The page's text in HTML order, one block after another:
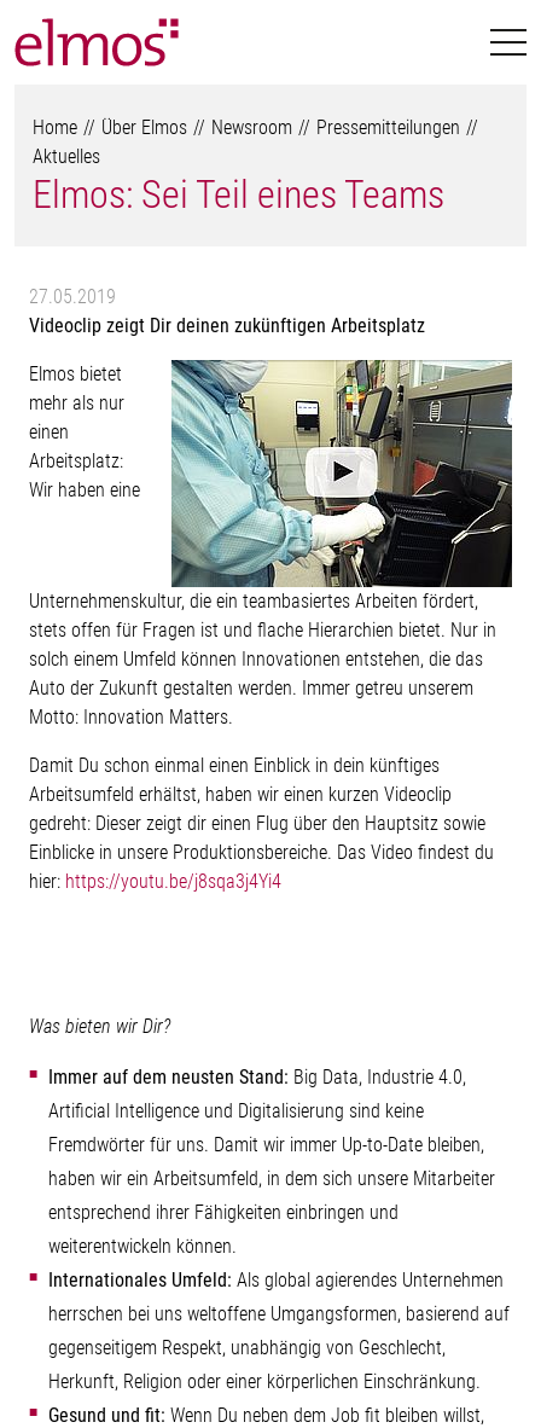
Home Über Elmos Newsroom
Pressemitteilungen
Aktuelles
Elmos: Sei Teil eines Teams
27.05.2019
Videoclip zeigt Dir deinen zukünftigen Arbeitsplatz
Elmos bietet
mehr als nur
einen
Arbeitsplatz:
Wir haben eine
Unternehmenskultur, die ein teambasiertes Arbeiten fördert,
stets offen für Fragen ist und flache Hierarchien bietet. Nur in
solch einem Umfeld können Innovationen entstehen, die das
Auto der Zukunft gestalten werden. Immer getreu unserem
Motto: Innovation Matters.
Damit Du schon einmal einen Einblick in dein künftiges
Arbeitsumfeld erhältst, haben wir einen kurzen Videoclip
gedreht: Dieser zeigt dir einen Flug über den Hauptsitz sowie
Einblicke in unsere Produktionsbereiche. Das Video findest du
hier: https://youtu.be/j8sqa3j4Yi4
Was bieten wir Dir?
Immer auf dem neusten Stand: Big Data, Industrie 4.0,
Artificial Intelligence und Digitalisierung sind keine
Fremdwörter für uns. Damit wir immer Up-to-Date bleiben,
haben wir ein Arbeitsumfeld, in dem sich unsere Mitarbeiter
entsprechend ihrer Fähigkeiten einbringen und
weiterentwickeln können.
Internationales Umfeld: Als global agierendes Unternehmen
herrschen bei uns weltoffene Umgangsformen, basierend auf
gegenseitigem Respekt, unabhängig von Geschlecht,
Herkunft, Religion oder einer körperlichen Einschränkung.
Gesund und fit: Wenn Du neben dem Job fit bleiben willst,